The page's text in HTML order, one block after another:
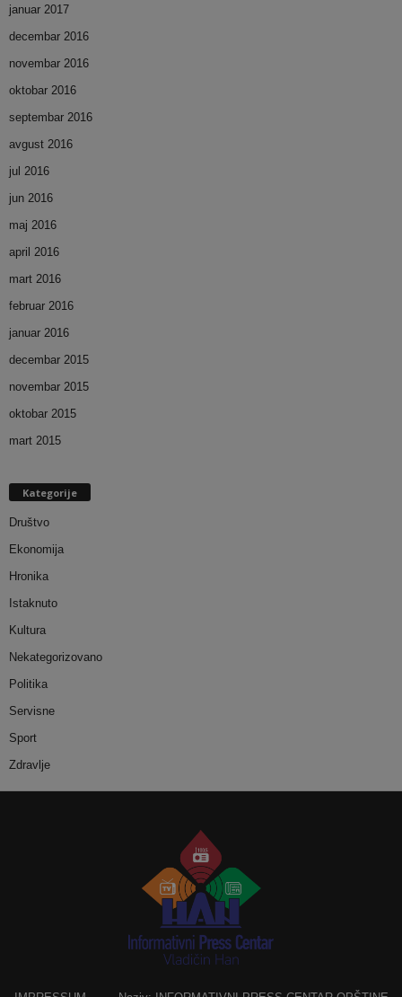
januar 2017
decembar 2016
novembar 2016
oktobar 2016
septembar 2016
avgust 2016
jul 2016
jun 2016
maj 2016
april 2016
mart 2016
februar 2016
januar 2016
decembar 2015
novembar 2015
oktobar 2015
mart 2015
Kategorije
Društvo
Ekonomija
Hronika
Istaknuto
Kultura
Nekategorizovano
Politika
Servisne
Sport
Zdravlje